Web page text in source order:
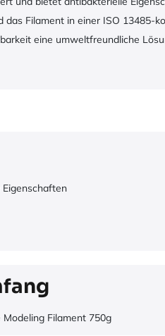
das Filament in einer ISO
eine umweltfreundliche
Eigenschaften
Modeling Filament 750g